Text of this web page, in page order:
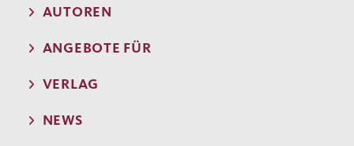
AUTOREN
ANGEBOTE FÜR
VERLAG
NEWS